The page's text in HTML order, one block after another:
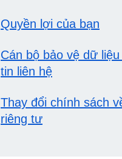
Quyền lợi của bạn
Cán bộ bảo vệ dữ
tin liên hệ
Thay đổi chính sách
riêng tư